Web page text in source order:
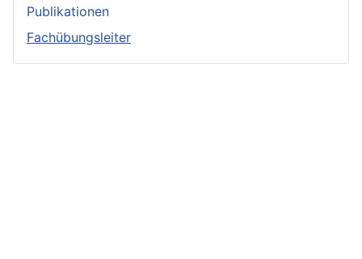
Publikationen
Fachübungsleiter